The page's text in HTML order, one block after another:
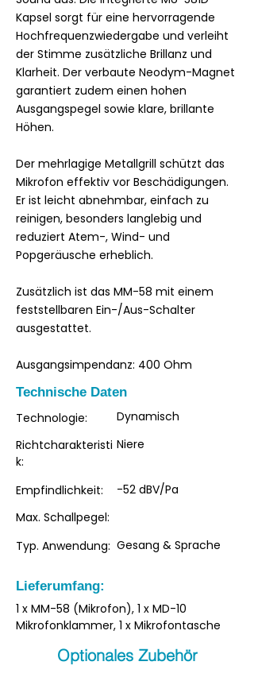
Kapsel sorgt für eine hervorragende
Hochfrequenzwiedergabe und verleiht
der Stimme zusätzliche Brillanz und
Klarheit. Der verbaute Neodym-Magnet
garantiert zudem einen hohen
Ausgangspegel sowie klare, brillante
Höhen.
Der mehrlagige Metallgrill schützt das
Mikrofon effektiv vor Beschädigungen.
Er ist leicht abnehmbar, einfach zu
reinigen, besonders langlebig und
reduziert Atem-, Wind- und
Popgeräusche erheblich.
Zusätzlich ist das MM-58 mit einem
feststellbaren Ein-/Aus-Schalter
ausgestattet.
Ausgangsimpendanz: 400 Ohm
Technische Daten
Technologie:
Dynamisch
Richtcharakteristi
k:
Niere
Empfindlichkeit:
-52 dBV/Pa
Max. Schallpegel:
Typ. Anwendung: Gesang & Sprache
Lieferumfang:
1 x MM-58 (Mikrofon), 1 x MD-10
Mikrofonklammer, 1 x Mikrofontasche
Optionales Zubehör